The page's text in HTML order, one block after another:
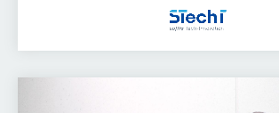
背景や成果、今後の展望について、人事部長の